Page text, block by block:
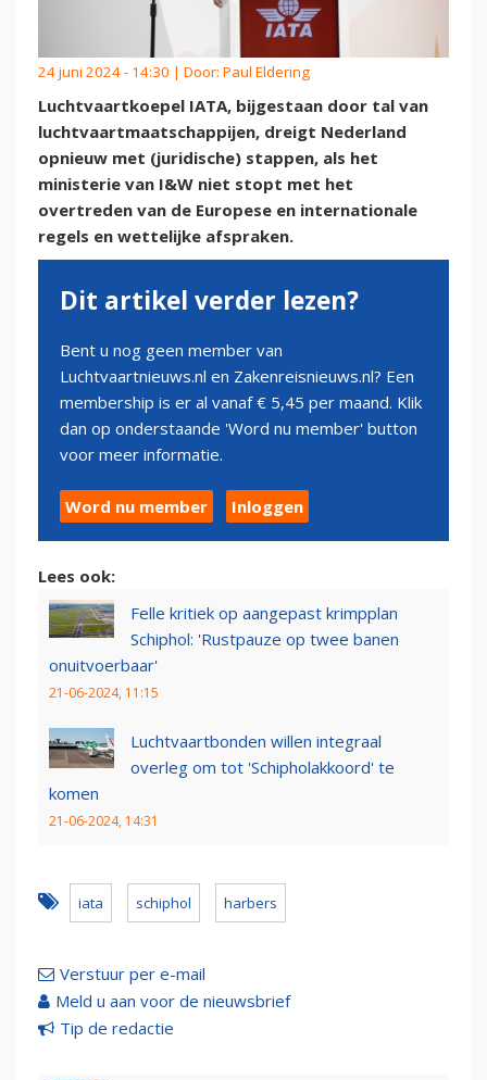
24 juni 2024 - 14:30 | Door: Paul Eldering
Luchtvaartkoepel IATA, bijgestaan door tal van
luchtvaartmaatschappijen, dreigt Nederland
opnieuw met (juridische) stappen, als het
ministerie van I&W niet stopt met het
overtreden van de Europese en internationale
regels en wettelijke afspraken.
Dit artikel verder lezen?
Bent u nog geen member van
Luchtvaartnieuws.nl en Zakenreisnieuws.nl? Een
membership is er al vanaf € 5,45 per maand. Klik
dan op onderstaande 'Word nu member' button
voor meer informatie.
Word nu member Inloggen
Lees ook:
Felle kritiek op aangepast krimpplan
Schiphol: 'Rustpauze op twee banen
onuitvoerbaar'
21-06-2024, 11:15
Luchtvaartbonden willen integraal
overleg om tot 'Schipholakkoord' te
komen
21-06-2024, 14:31
iata schiphol harbers
Verstuur per e-mail
Meld u aan voor de nieuwsbrief
Tip de redactie